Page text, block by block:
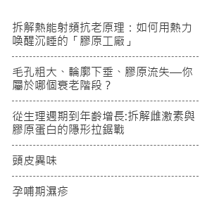
拆解熱能射頻抗老原理：如何用熱力
喚醒沉睡的「膠原工廠」
毛孔粗大、輪廓下垂、膠原流失—你
屬於哪個衰老階段？
從生理週期到年齡增長:拆解雌激素與
膠原蛋白的隱形拉鋸戰
頭皮異味
孕哺期濕疹